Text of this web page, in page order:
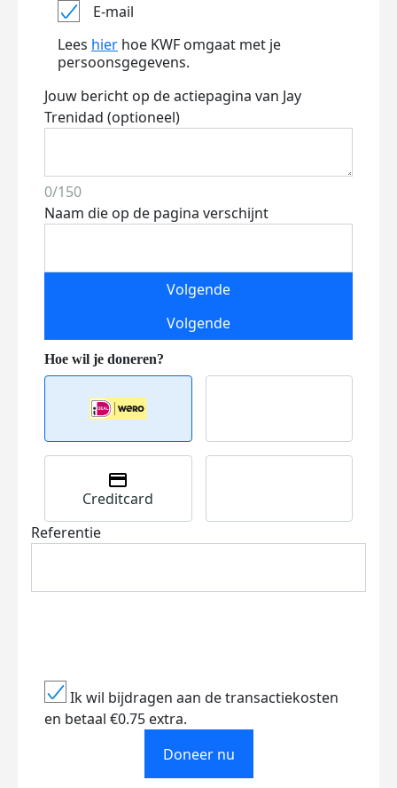
E-mail
Lees hier hoe KWF omgaat met je
persoonsgegevens.
Jouw bericht op de actiepagina van Jay
Trenidad (optioneel)
0/150
Naam die op de pagina verschijnt
Volgende
Volgende
Creditcard
Referentie
Ik wil bijdragen aan de transactiekosten
en betaal €0.75 extra.
Doneer nu